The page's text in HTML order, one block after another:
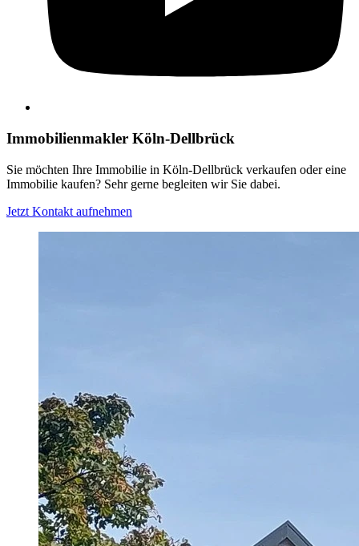
Immobilienmakler Köln-Dellbrück
Sie möchten Ihre Immobilie in Köln-Dellbrück verkaufen oder eine
Immobilie kaufen? Sehr gerne begleiten wir Sie dabei.
Jetzt Kontakt aufnehmen